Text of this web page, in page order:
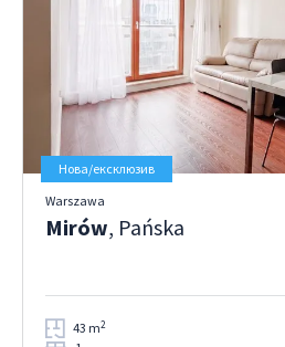
Нова/ексклюзив
Warszawa
Mirów, Pańska
43 m2